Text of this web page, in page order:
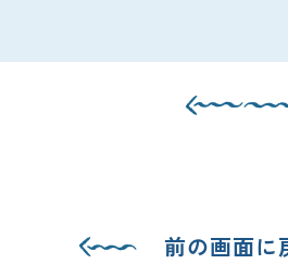
前の画面に